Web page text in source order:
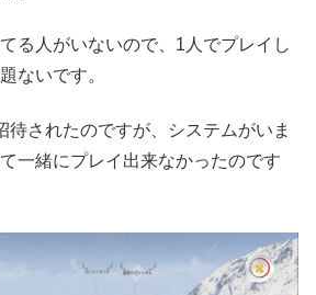
る人がいないので、1人でプレイし
ないです。
待されたのですが、システムがいま
一緒にプレイ出来なかったのです